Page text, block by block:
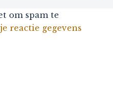
om spam te
reactie gegevens